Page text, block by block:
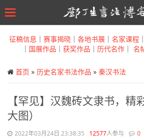
to
Toggle
征稿信息 ｜ 赛事揭晓 ｜ 各地书展 ｜ 名家课程 ｜
｜ 国展作品 ｜ 获奖作品 ｜ 历代名作 ｜ 名
首页 » 历史名家书法作品 » 秦汉书法
【罕见】汉魏砖文隶书，精
大图）
2022年03月24日 23:38:35 12577人参与 0